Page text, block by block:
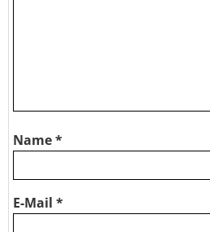
Name*
E-Mail *